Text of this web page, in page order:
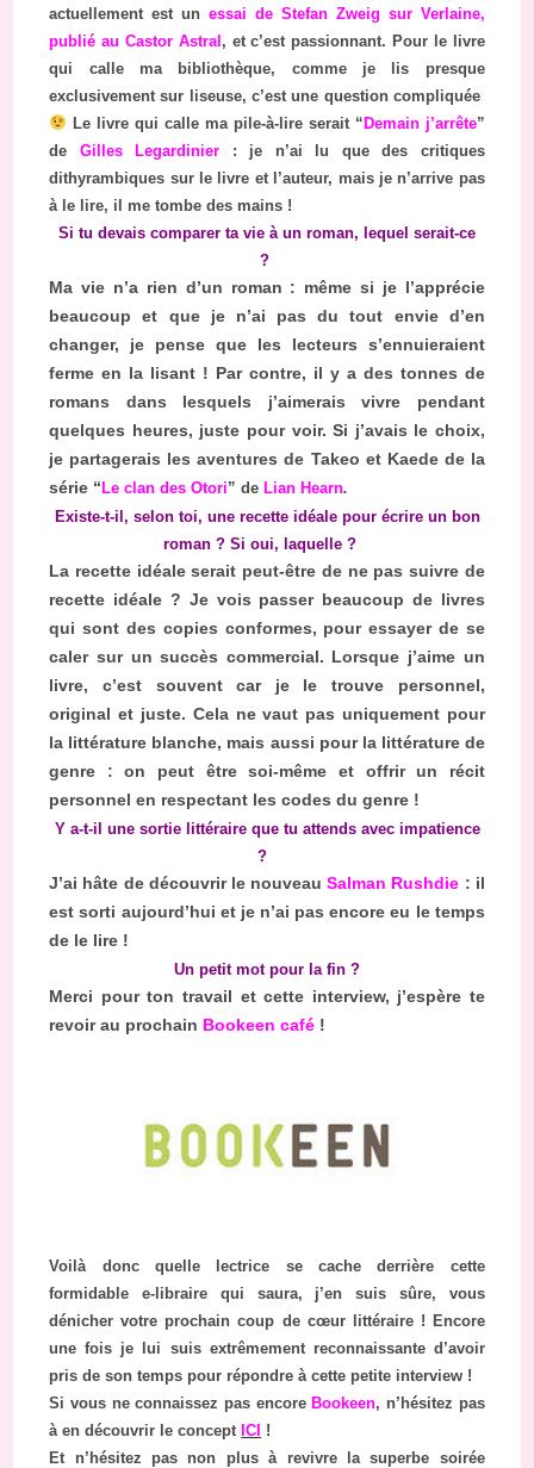
actuellement est unessai de Stefan Zweig sur Verlaine,
publié au Castor Astral , et c’est passionnant. Pour le livre
qui calle ma bibliothèque, comme je lis presque
exclusivement sur liseuse, c’est une question compliquée
Le livre qui calle ma pile-à-lire serait “ Demain j’arrête”
de Gilles Legardinier : je n’ai lu que des critiques
dithyrambiques sur le livre et l’auteur, mais je n’arrive pas
à le lire, il me tombe des mains !
Si tu devais comparer ta vie à un roman, lequel serait-ce
?
Ma vie n’a rien d’un roman : même si je l’apprécie
beaucoup et que je n’ai pas du tout envie d’en
changer, je pense que les lecteurs s’ennuieraient
ferme en la lisant ! Par contre, il y a des tonnes de
romans dans lesquels j’aimerais vivre pendant
quelques heures, juste pour voir. Si j’avais le choix,
je partagerais les aventures de Takeo et Kaede de la
série “ Le clan des Otori” de Lian Hearn.
Existe-t-il, selon toi, une recette idéale pour écrire un bon
roman ? Si oui, laquelle ?
La recette idéale serait peut-être de ne pas suivre de
recette idéale ? Je vois passer beaucoup de livres
qui sont des copies conformes, pour essayer de se
caler sur un succès commercial. Lorsque j’aime un
livre, c’est souvent car je le trouve personnel,
original et juste. Cela ne vaut pas uniquement pour
la littérature blanche, mais aussi pour la littérature de
genre : on peut être soi-même et offrir un récit
personnel en respectant les codes du genre !
Y a-t-il une sortie littéraire que tu attends avec impatience
?
J’ai hâte de découvrir le nouveauSalman Rushdie : il
est sorti aujourd’hui et je n’ai pas encore eu le temps
de le lire !
Un petit mot pour la fin ?
Merci pour ton travail et cette interview, j’espère te
revoir au prochain Bookeen café !
Voilà donc quelle lectrice se cache derrière cette
formidable e-libraire qui saura, j’en suis sûre, vous
dénicher votre prochain coup de cœur littéraire ! Encore
une fois je lui suis extrêmement reconnaissante d’avoir
pris de son temps pour répondre à cette petite interview !
Si vous ne connaissez pas encoreBookeen, n’hésitez pas
à en découvrir le conceptICI !
Et n’hésitez pas non plus à revivre la superbe soirée